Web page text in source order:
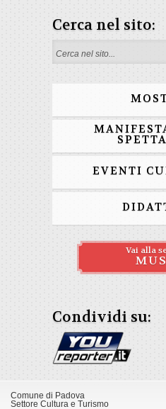
Cerca nel sito:
Form di ricerca
EVENTI
Vai alla
Condividi su:
Comune di Padova
Settore Cultura e Turismo